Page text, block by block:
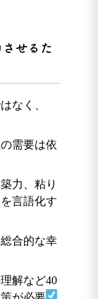
せるた
なく、
需要は依
力、粘り
言語化す
合的な幸
解など40